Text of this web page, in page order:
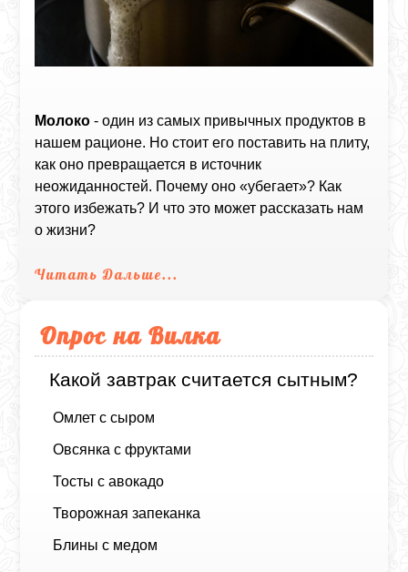
Молоко - один из самых привычных продуктов в
нашем рационе. Но стоит его поставить на плиту,
как оно превращается в источник
неожиданностей. Почему оно «убегает»? Как
этого избежать? И что это может рассказать нам
о жизни?
Читать Дальше...
Опрос на Вилка
Какой завтрак считается сытным?
Омлет с сыром
Овсянка с фруктами
Тосты с авокадо
Творожная запеканка
Блины с медом